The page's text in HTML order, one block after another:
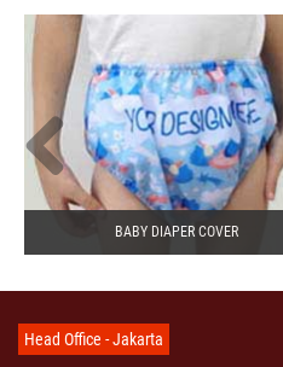
BABY DIAPER COVER
Head Office - Jakarta